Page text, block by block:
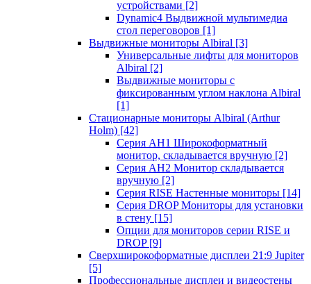
устройствами [2]
Dynamic4 Выдвижной мультимедиа
стол переговоров [1]
Выдвижные мониторы Albiral [3]
Универсальные лифты для мониторов
Albiral [2]
Выдвижные мониторы с
фиксированным углом наклона Albiral
[1]
Стационарные мониторы Albiral (Arthur
Holm) [42]
Серия AH1 Широкоформатный
монитор, складывается вручную [2]
Серия AH2 Монитор складывается
вручную [2]
Серия RISE Настенные мониторы [14]
Серия DROP Мониторы для установки
в стену [15]
Опции для мониторов серии RISE и
DROP [9]
Сверхширокоформатные дисплеи 21:9 Jupiter
[5]
Профессиональные дисплеи и видеостены